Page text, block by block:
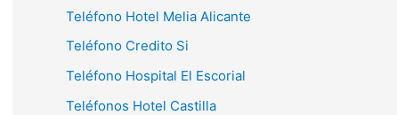
Teléfono Hotel Melia Alicante
Teléfono Credito Si
Teléfono Hospital El Escorial
Teléfonos Hotel Castilla